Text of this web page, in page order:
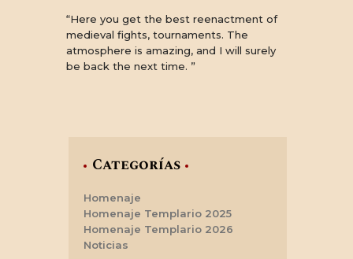
INFORMACIÓN
PRÁCTICA
“Here you get the best reenactment of
medieval fights, tournaments. The
atmosphere is amazing, and I will surely
be back the next time. ”
Categorías
Homenaje
Homenaje Templario 2025
Homenaje Templario 2026
Noticias